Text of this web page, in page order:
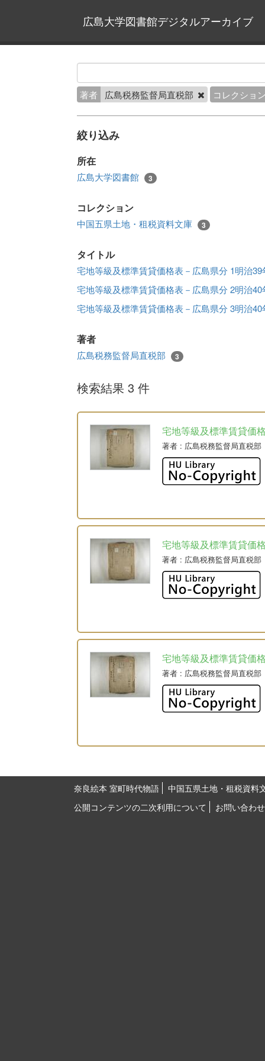
広島大学図書館デジタルアーカイブ
著者 広島税務監督局直税部 コレクショ
絞り込み
所在
広島大学図書館 3
コレクション
中国五県土地・租税資料文庫 3
タイトル
宅地等級及標準賃貸価格表－広島県分 1明治
宅地等級及標準賃貸価格表－広島県分 2明治
宅地等級及標準賃貸価格表－広島県分 3明治
著者
広島税務監督局直税部 3
検索結果 3 件
宅地等級及標準賃貸価
著者 : 広島税務監督局直税部
宅地等級及標準賃貸価
著者 : 広島税務監督局直税部
宅地等級及標準賃貸価
著者 : 広島税務監督局直税部
奈良絵本 室町時代物語
中国五県土地・租税資料
公開コンテンツの二次利用について
お問い合わせ